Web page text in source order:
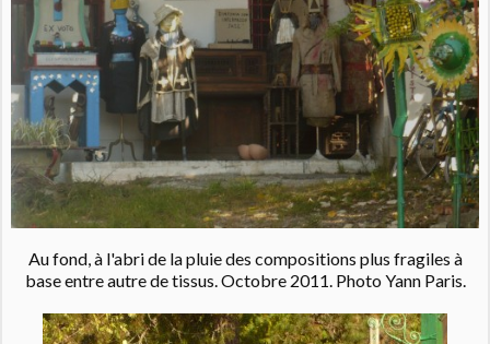
Au fond, à l'abri de la pluie des compositions plus fragiles à
base entre autre de tissus. Octobre 2011. Photo Yann Paris.